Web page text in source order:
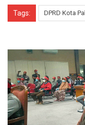
Tags: DPRD Kota